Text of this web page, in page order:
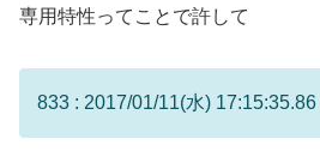
専用特性ってことで許して
833 : 2017/01/11(水)